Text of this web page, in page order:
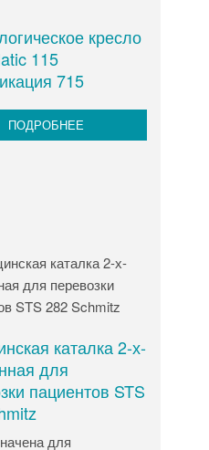
кресло
115
715
ПОДРОБНЕЕ
каталка 2-х-
для
пациентов STS
для